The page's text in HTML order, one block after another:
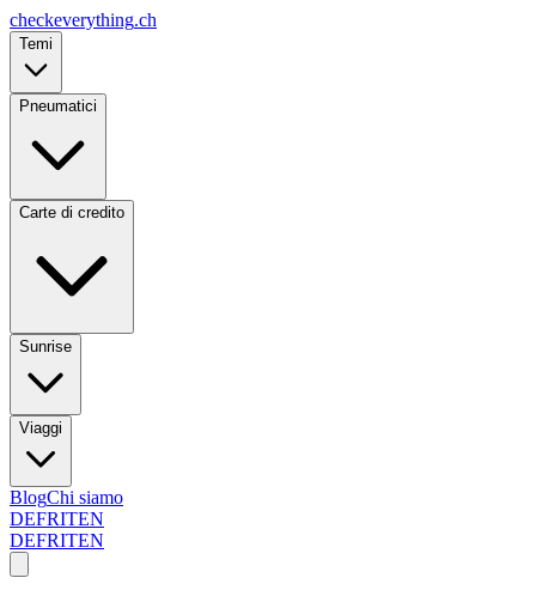
checkeverything.ch
Temi
Pneumatici
Carte di credito
Sunrise
Viaggi
BlogChi siamo
DEFRITEN
DEFRITEN